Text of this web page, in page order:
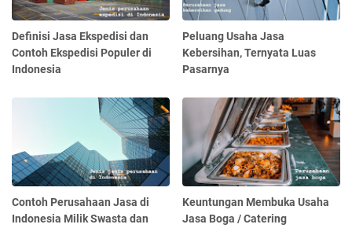
Definisi Jasa Ekspedisi dan
Contoh Ekspedisi Populer di
Indonesia
Peluang Usaha Jasa
Kebersihan, Ternyata Luas
Pasarnya
Contoh Perusahaan Jasa di
Indonesia Milik Swasta dan
Keuntungan Membuka Usaha
Jasa Boga / Catering